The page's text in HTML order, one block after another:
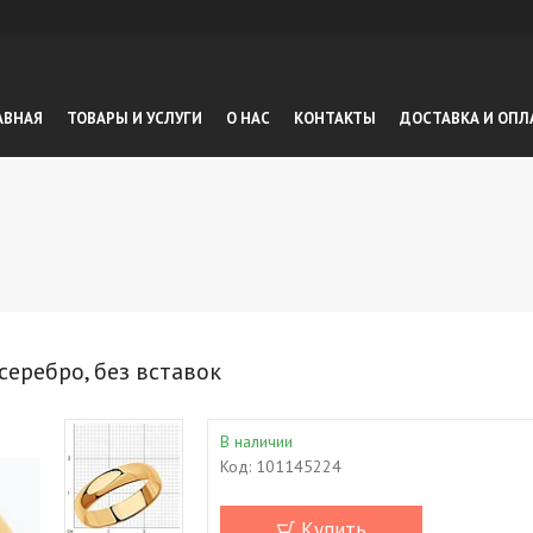
ТОВАРЫ И УСЛУГИ О НАС КОНТАКТЫ ДОСТАВКА И
без вставок
В наличии
Код: 101145224